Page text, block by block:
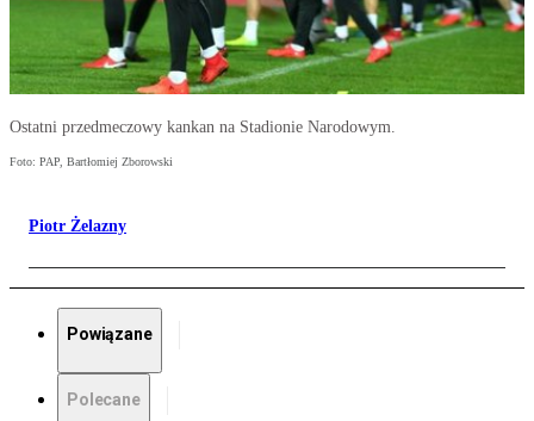
Ostatni przedmeczowy kankan na Stadionie Narodowym.
Foto: PAP, Bartłomiej Zborowski
Piotr Żelazny
Powiązane
Polecane